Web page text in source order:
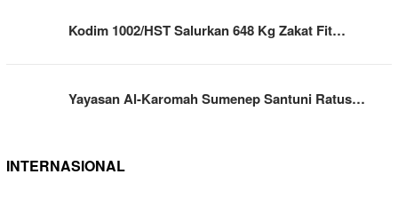
Kodim 1002/HST Salurkan 648 Kg Zakat Fit…
Yayasan Al-Karomah Sumenep Santuni Ratus…
INTERNASIONAL